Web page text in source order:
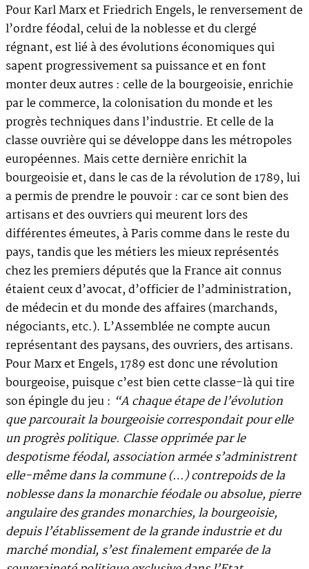
Pour Karl Marx et Friedrich Engels, le renversement de
l’ordre féodal, celui de la noblesse et du clergé
régnant, est lié à des évolutions économiques qui
sapent progressivement sa puissance et en font
monter deux autres : celle de la bourgeoisie, enrichie
par le commerce, la colonisation du monde et les
progrès techniques dans l’industrie. Et celle de la
classe ouvrière qui se développe dans les métropoles
européennes. Mais cette dernière enrichit la
bourgeoisie et, dans le cas de la révolution de 1789, lui
a permis de prendre le pouvoir : car ce sont bien des
artisans et des ouvriers qui meurent lors des
différentes émeutes, à Paris comme dans le reste du
pays, tandis que les métiers les mieux représentés
chez les premiers députés que la France ait connus
étaient ceux d’avocat, d’officier de l’administration,
de médecin et du monde des affaires (marchands,
négociants, etc.). L’Assemblée ne compte aucun
représentant des paysans, des ouvriers, des artisans.
Pour Marx et Engels, 1789 est donc une révolution
bourgeoise, puisque c’est bien cette classe-là qui tire
son épingle du jeu : “A chaque étape de l’évolution
que parcourait la bourgeoisie correspondait pour elle
un progrès politique. Classe opprimée par le
despotisme féodal, association armée s’administrent
elle-même dans la commune (…) contrepoids de la
noblesse dans la monarchie féodale ou absolue, pierre
angulaire des grandes monarchies, la bourgeoisie,
depuis l’établissement de la grande industrie et du
marché mondial, s’est finalement emparée de la